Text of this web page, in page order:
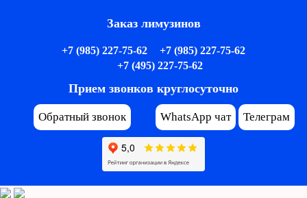
Заказ лимузинов
+7 (985) 227-75-62
+7 (985) 227-75-62
+7 (495) 227-75-62
Прием звонков круглосуточно
Обратный звонок WhatsApp чат Телеграм